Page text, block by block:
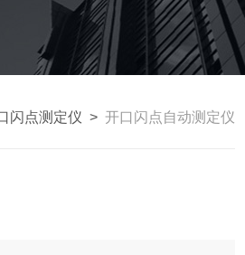
闪点测定仪 > 开口闪点自动测定仪